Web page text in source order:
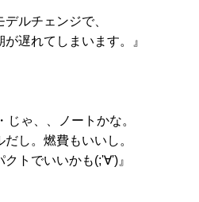
ルチェンジで、
しまいます。』
ゃ、、ノートかな。
燃費もいいし。
かも(;'∀')』